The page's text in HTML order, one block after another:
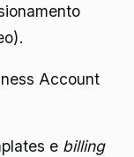
Account
e billing